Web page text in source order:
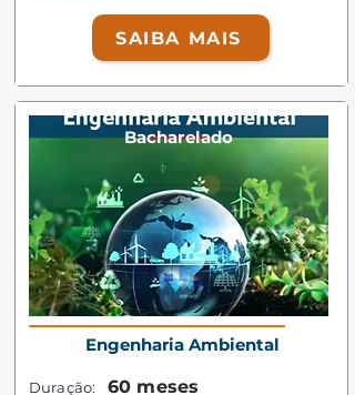
SAIBA MAIS
Bacharelado
Engenharia Ambiental
Duração: 60 meses